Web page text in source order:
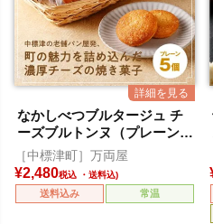
なかしべつブルタージュ チ
ーズブルトンヌ（プレーン）
5個入
［中標津町］万両屋
¥2,480税込
送料込み 常温